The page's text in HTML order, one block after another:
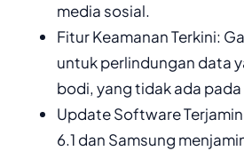
media sosial.
Fitur Keamanan Terkini:
untuk perlindungan data
bodi, yang tidak ada
Update Software
6.1 dan Samsung